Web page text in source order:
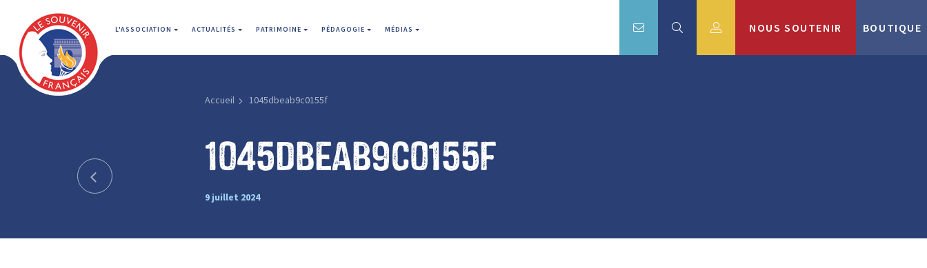
L'ASSOCIATION ACTUALITÉS PATRIMOINE PÉDAGOGIE MÉDIAS NOUS SOUTENIR BOUTIQUE
Accueil 1045dbeab9c0155f
1045dbeab9c0155f
9 juillet 2024